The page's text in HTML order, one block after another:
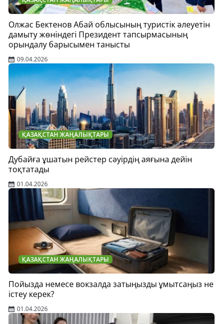
Олжас Бектенов Абай облысының туристік әлеуетін
дамыту жөніндегі Президент тапсырмасының
орындалу барысымен танысты
09.04.2026
ҚАЗАҚСТАН ЖАҢАЛЫҚТАРЫ
Дубайға ұшатын рейстер сәуірдің аяғына дейін
тоқтатады
01.04.2026
ҚАЗАҚСТАН ЖАҢАЛЫҚТАРЫ
Пойызда немесе вокзалда затыңызды ұмытсаңыз не
істеу керек?
01.04.2026